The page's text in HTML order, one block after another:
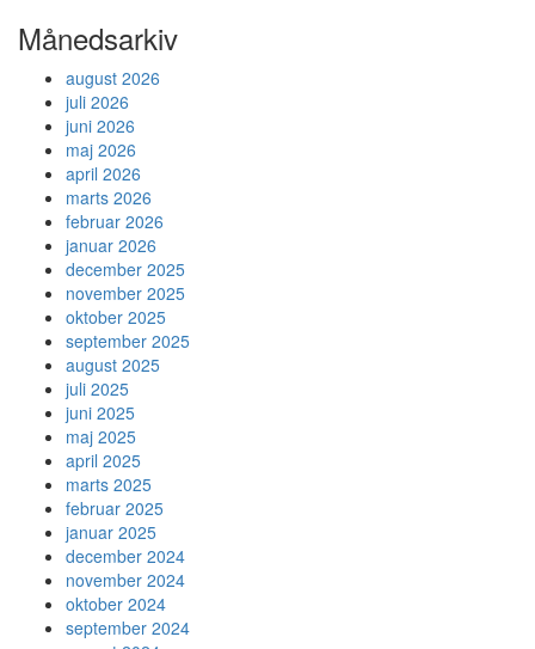
Månedsarkiv
august 2026
juli 2026
juni 2026
maj 2026
april 2026
marts 2026
februar 2026
januar 2026
december 2025
november 2025
oktober 2025
september 2025
august 2025
juli 2025
juni 2025
maj 2025
april 2025
marts 2025
februar 2025
januar 2025
december 2024
november 2024
oktober 2024
september 2024